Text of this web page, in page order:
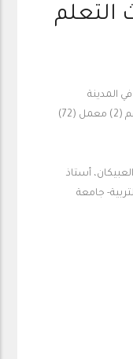
التعلم
وللسيدات في المدينة
الجامعية للطالبات -كلية التربية مبنى رقم (2) معمل (72)
أستاذ
جامعة